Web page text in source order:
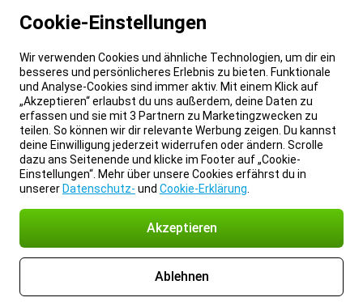
Cookie-Einstellungen
Wir verwenden Cookies und ähnliche Technologien, um dir ein
besseres und persönlicheres Erlebnis zu bieten. Funktionale
und Analyse-Cookies sind immer aktiv. Mit einem Klick auf
„Akzeptieren“ erlaubst du uns außerdem, deine Daten zu
erfassen und sie mit 3 Partnern zu Marketingzwecken zu
teilen. So können wir dir relevante Werbung zeigen. Du kannst
deine Einwilligung jederzeit widerrufen oder ändern. Scrolle
dazu ans Seitenende und klicke im Footer auf „Cookie-
Einstellungen“. Mehr über unsere Cookies erfährst du in
unserer Datenschutz- und Cookie-Erklärung
Akzeptieren
Ablehnen